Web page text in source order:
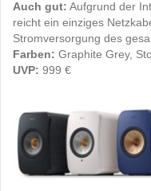
Auch gut: Aufgrund der
reicht ein einziges
Stromversorgung des
Farben: Graphite Grey,
UVP: 999 €